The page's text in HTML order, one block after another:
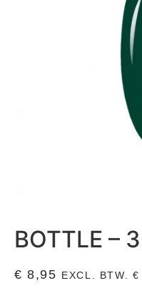
BOTTLE –
€ 8,95 EXCL. BTW. €